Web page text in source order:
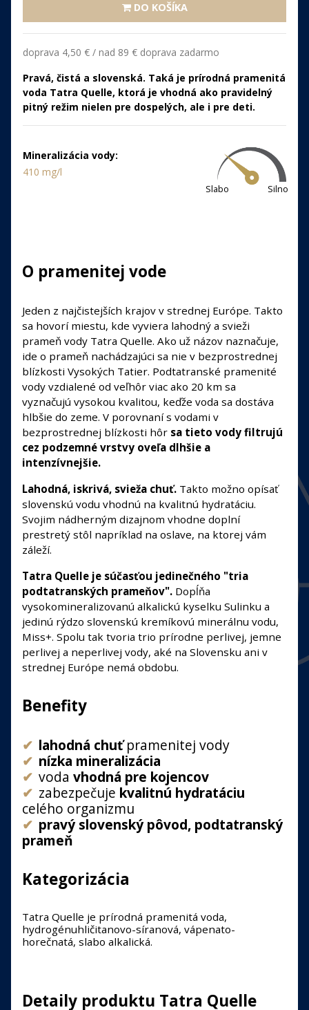
DO KOŠÍKA
doprava 4,50 € / nad 89 € doprava zadarmo
Pravá, čistá a slovenská. Taká je prírodná pramenitá
voda Tatra Quelle, ktorá je vhodná ako pravidelný
pitný režim nielen pre dospelých, ale i pre deti.
Mineralizácia vody:
410 mg/l
Silno
Slabo
O pramenitej vode
Jeden z najčistejších krajov v strednej Európe. Takto
sa hovorí miestu, kde vyviera lahodný a svieži
prameň vody Tatra Quelle. Ako už názov naznačuje,
ide o prameň nachádzajúci sa nie v bezprostrednej
blízkosti Vysokých Tatier. Podtatranské pramenité
vody vzdialené od veľhôr viac ako 20 km sa
vyznačujú vysokou kvalitou, keďže voda sa dostáva
hlbšie do zeme. V porovnaní s vodami v
bezprostrednej blízkosti hôr sa tieto vody filtrujú
cez podzemné vrstvy oveľa dlhšie a
intenzívnejšie.
Lahodná, iskrivá, svieža chuť. Takto možno opísať
slovenskú vodu vhodnú na kvalitnú hydratáciu.
Svojim nádherným dizajnom vhodne doplní
prestretý stôl napríklad na oslave, na ktorej vám
záleží.
Tatra Quelle je súčasťou jedinečného "tria
podtatranských prameňov". Dopĺňa
vysokomineralizovanú alkalickú kyselku Sulinku a
jedinú rýdzo slovenskú kremíkovú minerálnu vodu,
Miss+. Spolu tak tvoria trio prírodne perlivej, jemne
perlivej a neperlivej vody, aké na Slovensku ani v
strednej Európe nemá obdobu.
Benefity
lahodná chuťpramenitej vody
nízka mineralizácia
voda vhodná pre kojencov
zabezpečuje kvalitnú hydratáciu
celého organizmu
pravý slovenský pôvod, podtatranský
prameň
Kategorizácia
Tatra Quelle je prírodná pramenitá voda,
hydrogénuhličitanovo-síranová, vápenato-
horečnatá, slabo alkalická.
Detaily produktu Tatra Quelle